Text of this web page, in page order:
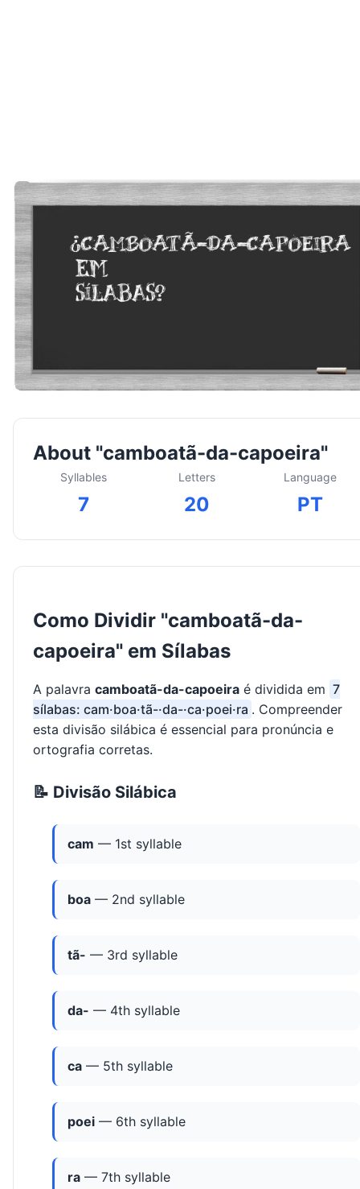
About "camboatã-da-capoeira"
Syllables
7
Letters
20
Language
PT
Como Dividir "camboatã-da-
capoeira" em Sílabas
A palavra camboatã-da-capoeira é dividida em 7
sílabas: cam·boa·tã-·da-·ca·poei·ra . Compreender
esta divisão silábica é essencial para pronúncia e
ortografia corretas.
📝 Divisão Silábica
cam — 1st syllable
boa — 2nd syllable
tã- — 3rd syllable
da- — 4th syllable
ca — 5th syllable
poei — 6th syllable
ra — 7th syllable